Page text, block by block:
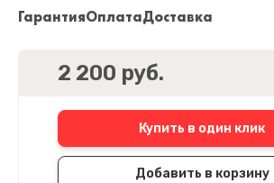
ГарантияОплатаДоставка
2 200 руб.
Купить в один клик
Добавить в корзину